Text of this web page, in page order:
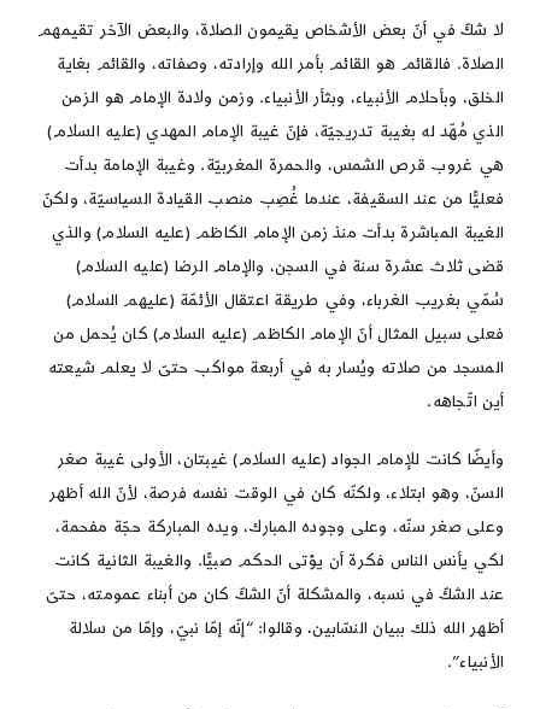
لا شكّ في أنّ بعض الأشخاص يقيمون الصلاة، والبعض الآخر تقيمهم
الصلاة. فالقائم هو القائم بأمر الله وإرادته، وصفاته، والقائم بغاية
الخلق، وبأحلام الأنبياء، وبثأر الأنبياء. وزمن ولادة الإمام هو الزمن
الذي مُهّد له بغيبة تدريجيّة، فإنّ غيبة الإمام المهدي (عليه السلام)
هي غروب قرص الشمس، والحمرة المغربيّة. وغيبة الإمامة بدأت
فعليًّا من عند السقيفة، عندما غُصِب منصب القيادة السياسيّة، ولكنّ
الغيبة المباشرة بدأت منذ زمن الإمام الكاظم (عليه السلام) والذي
قضى ثلاث عشرة سنة في السجن، والإمام الرضا (عليه السلام)
سُمّي بغريب الغرباء، وفي طريقة اعتقال الأئمّة (عليهم السلام)
فعلى سبيل المثال أنّ الإمام الكاظم (عليه السلام) كان يُحمل من
المسجد من صلاته ويُسار به في أربعة مواكب حتىّ لا يعلم شيعته
أين اتّجاهه.
وأيضًا كانت للإمام الجواد (عليه السلام) غيبتان، الأولى غيبة صغر
السنّ، وهو ابتلاء، ولكنّه كان في الوقت نفسه فرصة، لأنّ الله أظهر
وعلى صغر سنّه، وعلى وجوده المبارك، ويده المباركة حجّة مفحمة،
لكي يأنس الناس فكرة أن يؤتى الحكم صبيًّا. والغيبة الثانية كانت
عند الشكّ في نسبه، والمشكلة أنّ الشكّ كان من أبناء عمومته، حتىّ
أظهر الله ذلك ببيان النسّابين، وقالوا: “إنّه إمّا نبيّ، وإمّا من سلالة
الأنبياء”.